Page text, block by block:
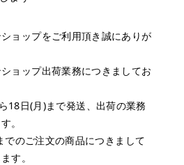
ョップをご利用頂き誠にありが
ョップ出荷業務につきましてお
18日(月)まで発送、出荷の業務
。
でのご注文の商品につきまして
す。